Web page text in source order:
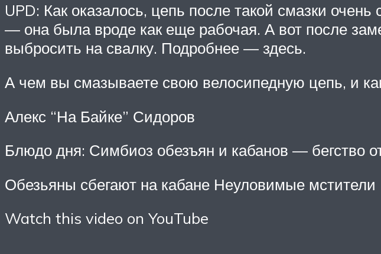
UPD: Как оказалось, цепь после такой смазки
— она была вроде как еще рабочая. А вот после
выбросить на свалку. Подробнее — здесь.
А чем вы смазываете свою велосипедную цепь, и
Алекс “На Байке” Сидоров
Блюдо дня: Симбиоз обезъян и кабанов — бегство
Обезьяны сбегают на кабане Неуловимые мстители
Watch this video on YouTube